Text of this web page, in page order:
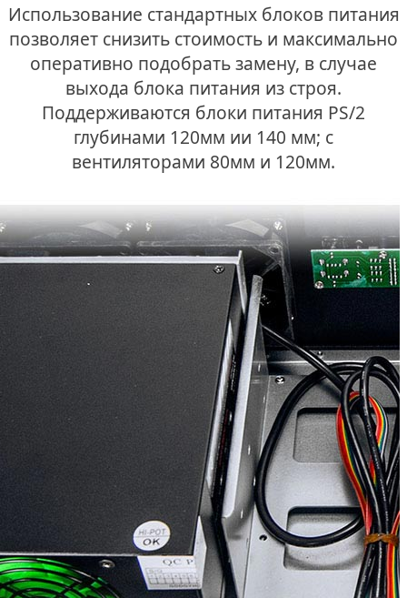
Использование стандартных блоков питания
позволяет снизить стоимость и максимально
оперативно подобрать замену, в случае
выхода блока питания из строя.
Поддерживаются блоки питания PS/2
глубинами 120мм ии 140 мм; с
вентиляторами 80мм и 120мм.